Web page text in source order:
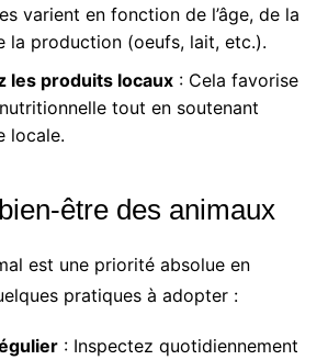
varient en fonction de l’âge, de la
la production (oeufs, lait, etc.).
les produits locaux: Cela favorise
tout en soutenant
locale.
être des animaux
est une priorité absolue en
pratiques à adopter :
: Inspectez quotidiennement